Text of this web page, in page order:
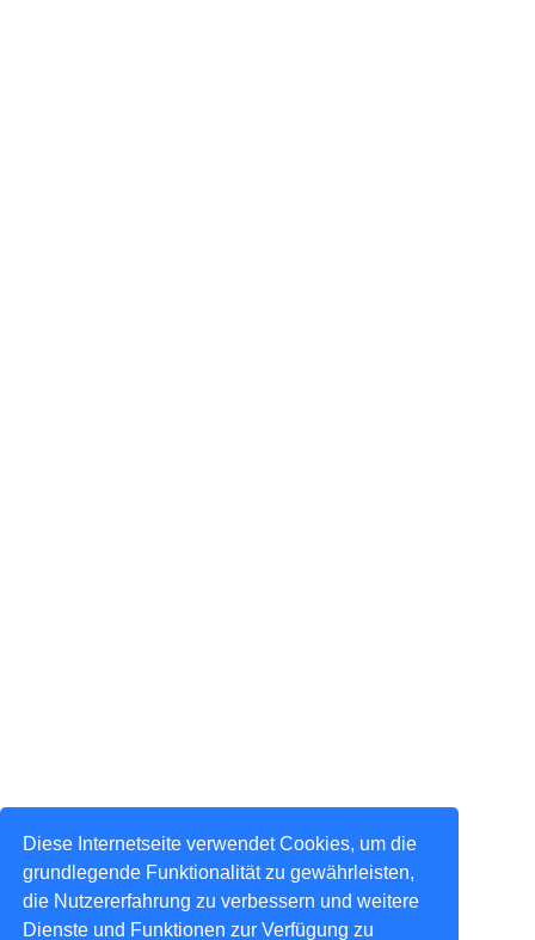
Diese Internetseite verwendet Cookies, um die
grundlegende Funktionalität zu gewährleisten,
die Nutzererfahrung zu verbessern und weitere
Dienste und Funktionen zur Verfügung zu